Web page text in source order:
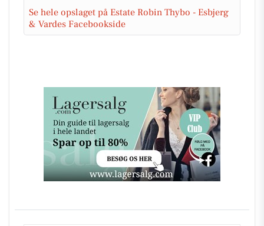
Se hele opslaget på Estate Robin Thybo - Esbjerg
& Vardes Facebookside